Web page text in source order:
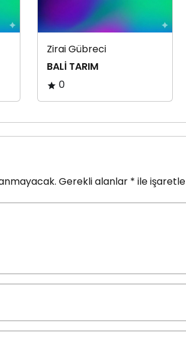
Zirai Gübreci
BALİ TARIM
0
Gerekli alanlar * ile